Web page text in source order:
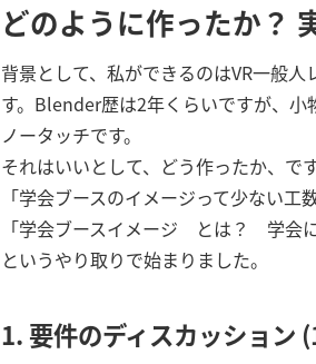
どのように作ったか？
背景として、私ができるのはVR一般
す。Blender歴は2年くらいですが、
ノータッチです。
それはいいとして、どう作ったか、で
「学会ブースのイメージって少ない工
「学会ブースイメージ とは？ 学会
というやり取りで始まりました。
1. 要件のディスカッション